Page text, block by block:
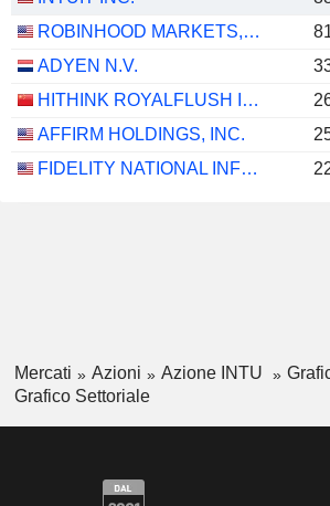
ROBINHOOD MARKETS, INC.
ADYEN N.V.
HITHINK ROYALFLUSH INFORMATION NETWORK CO., LTD.
AFFIRM HOLDINGS, INC.
FIDELITY NATIONAL INFORMATION SERVICES, INC.
Mercati Azioni Azione INTU
Grafico Settoriale